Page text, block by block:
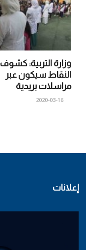
وزارة التربية: كشوف
النقاط سيكون عبر
مراسلات بريدية
2020-03-16
إعلانات